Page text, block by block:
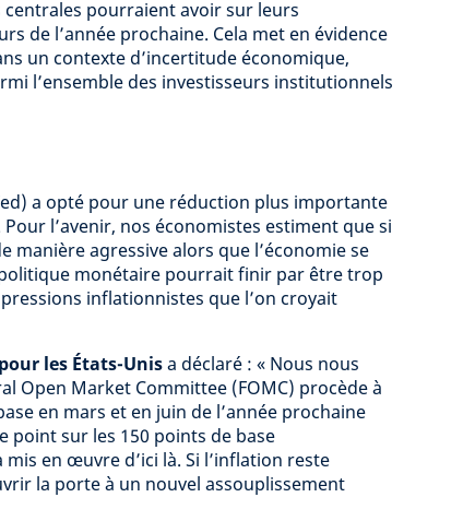
pourraient avoir sur leurs
de l’année prochaine. Cela met en évidence
un contexte d’incertitude économique,
l’ensemble des investisseurs institutionnels
a opté pour une réduction plus importante
l’avenir, nos économistes estiment que si
manière agressive alors que l’économie se
monétaire pourrait finir par être trop
inflationnistes que l’on croyait
les États-Unisa déclaré : « Nous nous
Open Market Committee (FOMC) procède à
en mars et en juin de l’année prochaine
point sur les 150 points de base
en œuvre d’ici là. Si l’inflation reste
la porte à un nouvel assouplissement